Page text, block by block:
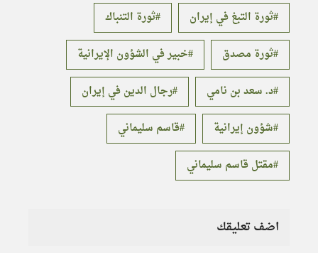
ثورة التبغ في إيران
ثورة التنباك
ثورة مصدق
خبير في الشؤون الإيرانية
د. سعد بن نامي
رجال الدين في إيران
شؤون إيرانية
قاسم سليماني
مقتل قاسم سليماني
اضف تعليقك